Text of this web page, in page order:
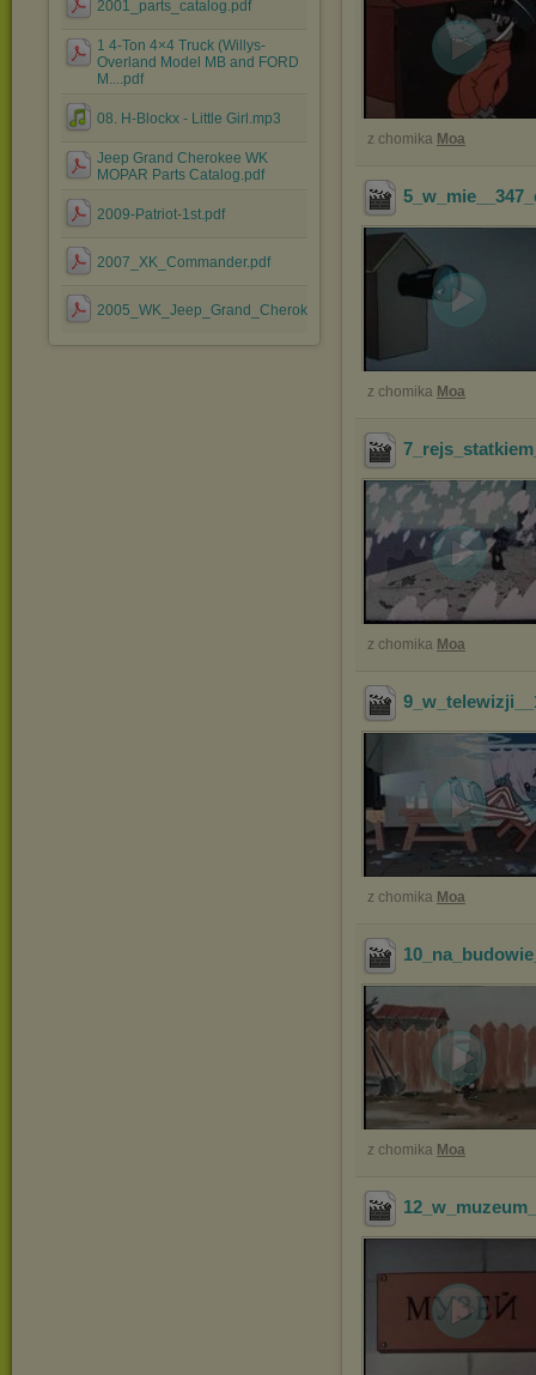
2001_parts_catalog.pdf
1 4-Ton 4×4 Truck (Willys-
Overland Model MB and FORD
M....pdf
08. H-Blockx - Little Girl.mp3
Jeep Grand Cherokee WK
MOPAR Parts Catalog.pdf
2009-Patriot-1st.pdf
2007_XK_Commander.pdf
2005_WK_Jeep_Grand_Cherokee.pdf
z chomika Moa
z chomika Moa
z chomika Moa
z chomika Moa
z chomika Moa